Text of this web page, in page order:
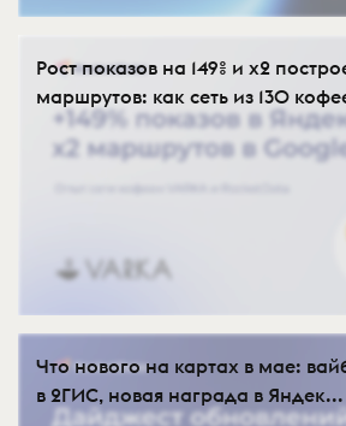
Рост показов на 149% и х2
маршрутов: как сеть из 130
Что нового на картах в мае:
в 2ГИС, новая награда в Яндек...